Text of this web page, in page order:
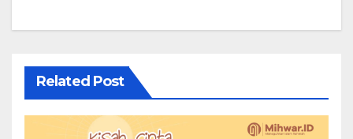
Related Post